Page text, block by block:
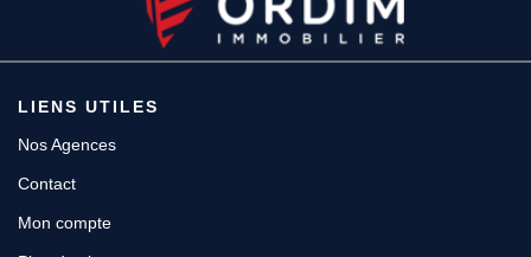
LIENS UTILES
Nos Agences
Contact
Mon compte